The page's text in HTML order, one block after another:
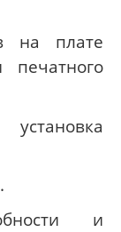
на плате
печатного
и